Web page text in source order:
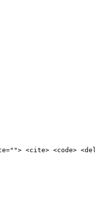
<cite> <code> <del